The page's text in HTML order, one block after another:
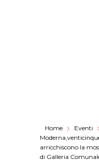
Home Eventi
arricchiscono la
di Galleria